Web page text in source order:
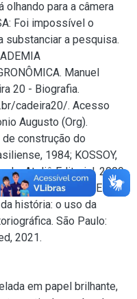
para a câmera
Foi impossível o
substanciar a pesquisa.
Manuel
20 - Biografia.
cadeira20/. Acesso
Augusto (Org).
construção do
1984; KOSSOY,
Ateliê Editorial. 2009;
Schunck C.; BAUER,
história: o uso da
São Paulo:
2021.
em papel brilhante,